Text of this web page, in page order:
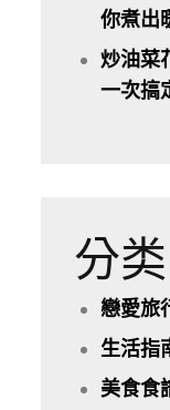
你煮出
炒油菜
一次搞
分类
戀愛旅
生活指
美食食